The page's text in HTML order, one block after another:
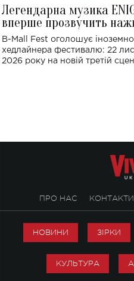
Легендарна музика
вперше прозвучить
Україні: де відбудеться
B-Mall Fest оголошує
хедлайнера фестивалю: 22
2026 року на новій третій
ПРО НАС КОНТАКТИ
НОВИНИ ЗІРКИ
КУЛЬТУРА